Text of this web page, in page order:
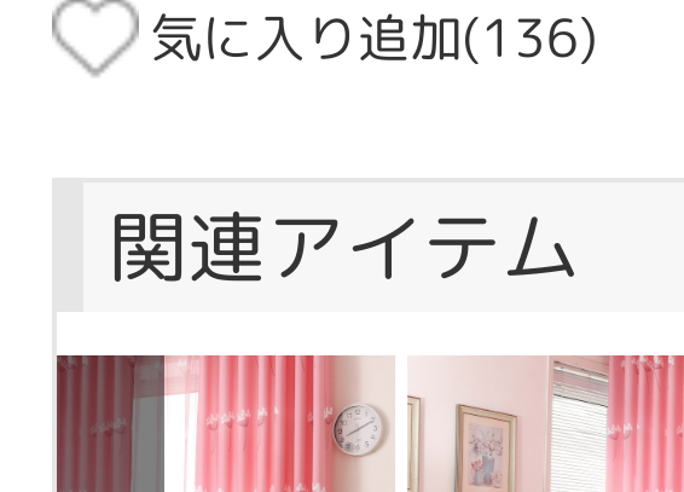
気に入り追加(136)
関連アイテム